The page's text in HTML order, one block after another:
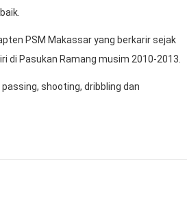
PSM Makassar yang berkarir sejak
di Pasukan Ramang musim 2010-2013.
shooting, dribbling dan